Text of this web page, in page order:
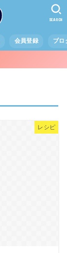
会員登録 ブロ
SEARCH
レシピ